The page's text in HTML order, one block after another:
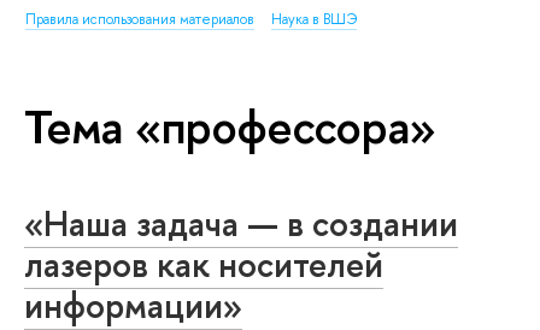
Правила использования материалов
Наука в ВШЭ
Тема «профессора»
«Наша задача — в создании
лазеров как носителей
информации»